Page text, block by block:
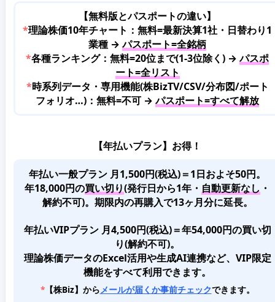
【無料版とパスポートの違い】
*理論株価10年チャート：無料=最新決算1社・日替わり1
業種 →パスポート=全銘柄
*各種ランキング：無料=20位まで(1-3位除く) →パスポ
ート=全リスト
*時系列データ・専用機能(株BizTV/CSV/分布図/ポート
フォリオ…)：無料=不可 →パスポート=すべて解放
【年払いプラン】お得！
年払い一般プラン 月1,500円(税込)＝1日およそ50円。
年18,000円の買い切り(発行日から1年・ 自動更新なし ・
解約不可)。期限内の再購入で13ヶ月分に延長。
年払いVIPプラン 月4,500円(税込)＝年54,000円の買い切
り(解約不可)。
理論株価データのExcel活用や生成AI連携など、VIP限定
機能をすべて利用できます。
*【株Biz】から メールが届くか事前チェックできます。